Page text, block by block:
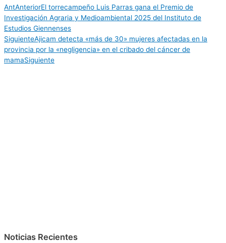
AntAnteriorEl torrecampeño Luis Parras gana el Premio de
Investigación Agraria y Medioambiental 2025 del Instituto de
Estudios Giennenses
SiguienteAjicam detecta «más de 30» mujeres afectadas en la
provincia por la «negligencia» en el cribado del cáncer de
mamaSiguiente
Noticias Recientes